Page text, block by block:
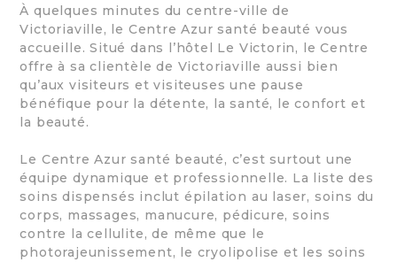
À quelques minutes du centre-ville de
Victoriaville, le Centre Azur santé beauté vous
accueille. Situé dans l’hôtel Le Victorin, le Centre
offre à sa clientèle de Victoriaville aussi bien
qu’aux visiteurs et visiteuses une pause
bénéfique pour la détente, la santé, le confort et
la beauté.
Le Centre Azur santé beauté, c’est surtout une
équipe dynamique et professionnelle. La liste des
soins dispensés inclut épilation au laser, soins du
corps, massages, manucure, pédicure, soins
contre la cellulite, de même que le
photorajeunissement, le cryolipolise et les soins